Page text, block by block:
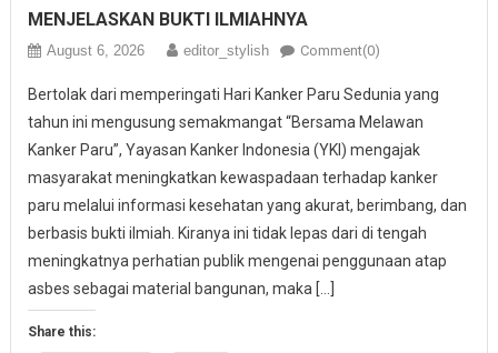
MENJELASKAN BUKTI ILMIAHNYA
August 6, 2026 editor_stylish Comment(0)
Bertolak dari memperingati Hari Kanker Paru Sedunia yang
tahun ini mengusung semakmangat “Bersama Melawan
Kanker Paru”, Yayasan Kanker Indonesia (YKI) mengajak
masyarakat meningkatkan kewaspadaan terhadap kanker
paru melalui informasi kesehatan yang akurat, berimbang, dan
berbasis bukti ilmiah. Kiranya ini tidak lepas dari di tengah
meningkatnya perhatian publik mengenai penggunaan atap
asbes sebagai material bangunan, maka […]
Share this: